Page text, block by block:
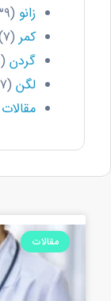
زانو (۳۹)
کمر (۷)
گردن (۶)
لگن (۷)
مقالات
مقالات